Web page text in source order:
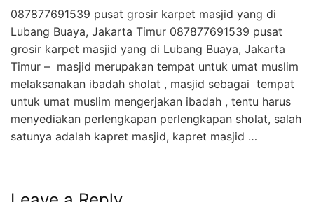
087877691539 pusat grosir karpet masjid yang di
Lubang Buaya, Jakarta Timur 087877691539 pusat
grosir karpet masjid yang di Lubang Buaya, Jakarta
Timur – masjid merupakan tempat untuk umat muslim
melaksanakan ibadah sholat , masjid sebagai tempat
untuk umat muslim mengerjakan ibadah , tentu harus
menyediakan perlengkapan perlengkapan sholat, salah
satunya adalah kapret masjid, kapret masjid …